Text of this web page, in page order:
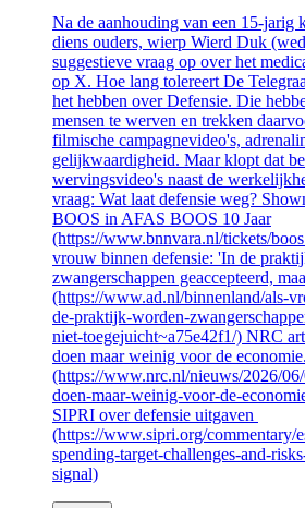
Na de aanhouding van een 15-jarig
diens ouders, wierp Wierd Duk
suggestieve vraag op over het
op X. Hoe lang tolereert De
het hebben over Defensie. Die
mensen te werven en trekken
filmische campagnevideo's,
gelijkwaardigheid. Maar klopt dat
wervingsvideo's naast de
vraag: Wat laat defensie weg?
BOOS in AFAS BOOS 10 Jaar
(https://www.bnnvara.nl/tickets/
vrouw binnen defensie: 'In de
zwangerschappen geaccepteerd,
(https://www.ad.nl/binnenland/als-
de-praktijk-worden-
niet-toegejuicht~a75e42f1/) NRC
doen maar weinig voor de
(https://www.nrc.nl/nieuws/2026/
doen-maar-weinig-voor-de-
SIPRI over defensie uitgaven
(https://www.sipri.org/commentary/
spending-target-challenges-and-
signal)